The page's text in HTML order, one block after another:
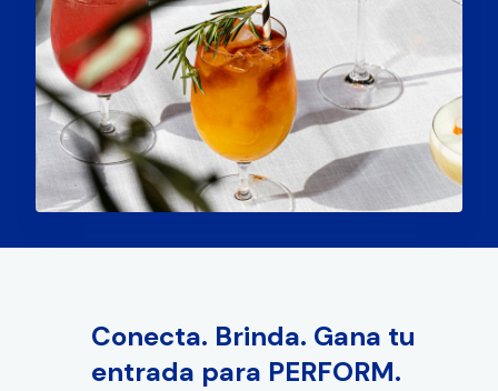
Conecta. Brinda. Gana tu
entrada para PERFORM.